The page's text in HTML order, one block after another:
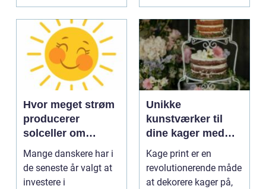
Hvor meget strøm
producerer
solceller om
vinteren?
Mange danskere har i
de seneste år valgt at
investere i
Unikke
kunstværker til
dine kager med
kage print
Kage print er en
revolutionerende måde
at dekorere kager på,